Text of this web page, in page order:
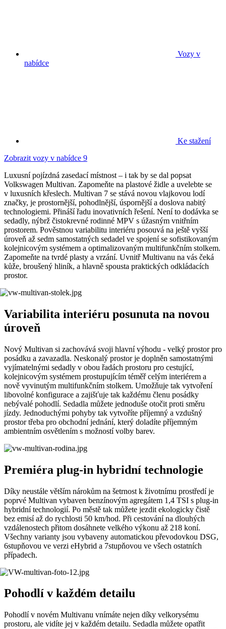
Vozy v
nabídce
Ke stažení
Zobrazit vozy v nabídce 9
Luxusní pojízdná zasedací místnost – i tak by se dal popsat
Volkswagen Multivan. Zapomeňte na plastové židle a uvelebte se
v luxusních křeslech. Multivan 7 se stává novou vlajkovou lodí
značky, je prostornější, pohodlnější, úspornější a doslova nabitý
technologiemi. Přináší řadu inovativních řešení. Není to dodávka se
sedadly, nýbrž čistokrevné rodinné MPV s úžasným vnitřním
prostorem. Pověstnou variabilitu interiéru posouvá na ještě vyšší
úroveň až sedm samostatných sedadel ve spojení se sofistikovaným
kolejnicovým systémem a optimalizovaným multifunkčním stolkem.
Zapomeňte na tvrdé plasty a vrzání. Uvnitř Multivanu na vás čeká
kůže, broušený hliník, a hlavně spousta praktických odkládacích
prostor.
Variabilita interiéru posunuta na novou
úroveň
Nový Multivan si zachovává svoji hlavní výhodu - velký prostor pro
posádku a zavazadla. Neskonalý prostor je doplněn samostatnými
vyjímatelnými sedadly v obou řadách prostoru pro cestující,
kolejnicovým systémem prostupujícím téměř celým interiérem a
nově vyvinutým multifunkčním stolkem. Umožňuje tak vytvoření
libovolné konfigurace a zajišťuje tak každému členu posádky
nebývalé pohodlí. Sedadla můžete jednoduše otočit proti směru
jízdy. Jednoduchými pohyby tak vytvoříte příjemný a vzdušný
prostor třeba pro obchodní jednání, který doladíte příjemným
ambientním osvětlením s možností volby barev.
Premiéra plug-in hybridní technologie
Díky neustále větším nárokům na šetrnost k životnímu prostředí je
poprvé Multivan vybaven benzínovým agregátem 1,4 TSI s plug-in
hybridní technologií. Po městě tak můžete jezdit ekologicky čistě
bez emisí až do rychlosti 50 km/hod. Při cestování na dlouhých
vzdálenostech přitom dosáhnete velkého výkonu až 218 koní.
Všechny varianty jsou vybaveny automatickou převodovkou DSG,
6stupňovou ve verzi eHybrid a 7stupňovou ve všech ostatních
případech.
Pohodlí v každém detailu
Pohodlí v novém Multivanu vnímáte nejen díky velkorysému
prostoru, ale vidíte jej v každém detailu. Sedadla můžete opatřit